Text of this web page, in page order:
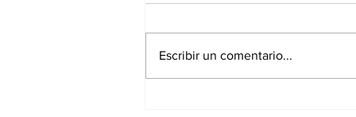
Escribir un comentario...